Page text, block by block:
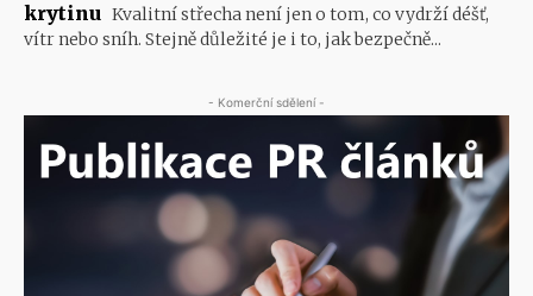
krytinu Kvalitní střecha není jen o tom, co vydrží déšť,
vítr nebo sníh. Stejně důležité je i to, jak bezpečně...
- Komerční sdělení -